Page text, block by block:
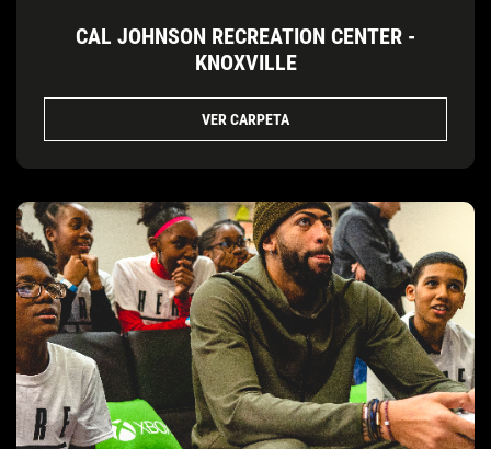
CAL JOHNSON RECREATION CENTER -
KNOXVILLE
VER CARPETA